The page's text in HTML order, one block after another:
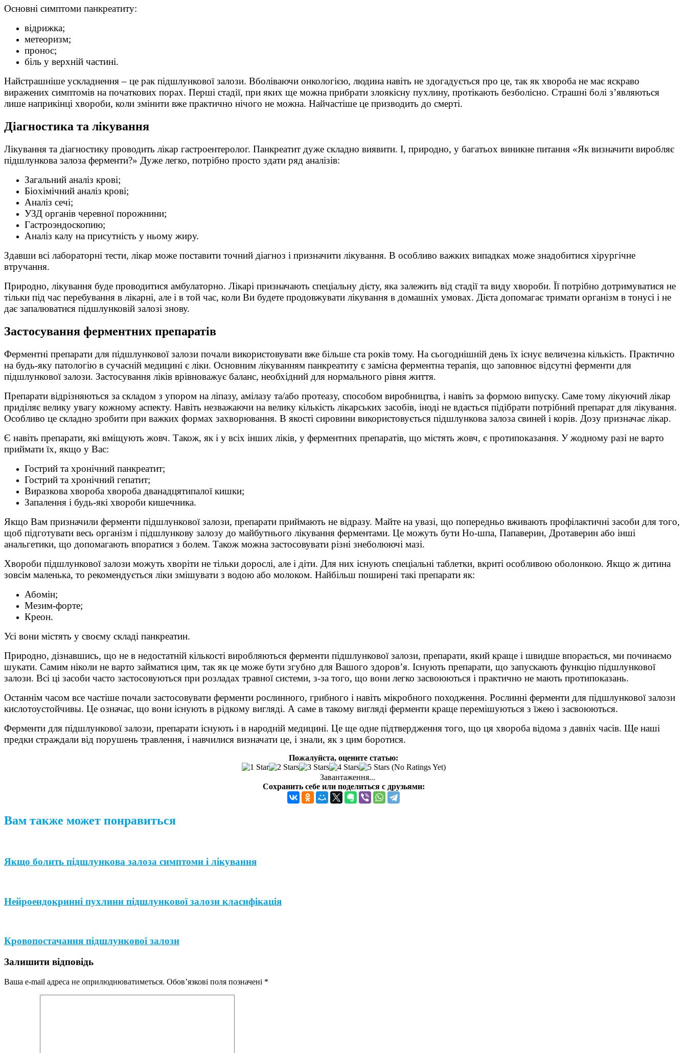
Основні симптоми панкреатиту:
відрижка;
метеоризм;
пронос;
біль у верхній частині.
Найстрашніше ускладнення – це рак підшлункової залози. Вболіваючи онкологією, людина навіть не здогадується про це, так як хвороба не має яскраво
виражених симптомів на початкових порах. Перші стадії, при яких ще можна прибрати злоякісну пухлину, протікають безболісно. Страшні болі з’являються
лише наприкінці хвороби, коли змінити вже практично нічого не можна. Найчастіше це призводить до смерті.
Діагностика та лікування
Лікування та діагностику проводить лікар гастроентеролог. Панкреатит дуже складно виявити. І, природно, у багатьох виникне питання «Як визначити виробляє
підшлункова залоза ферменти?» Дуже легко, потрібно просто здати ряд аналізів:
Загальний аналіз крові;
Біохімічний аналіз крові;
Аналіз сечі;
УЗД органів черевної порожнини;
Гастроэндоскопию;
Аналіз калу на присутність у ньому жиру.
Здавши всі лабораторні тести, лікар може поставити точний діагноз і призначити лікування. В особливо важких випадках може знадобитися хірургічне
втручання.
Природно, лікування буде проводитися амбулаторно. Лікарі призначають спеціальну дієту, яка залежить від стадії та виду хвороби. Її потрібно дотримуватися не
тільки під час перебування в лікарні, але і в той час, коли Ви будете продовжувати лікування в домашніх умовах. Дієта допомагає тримати організм в тонусі і не
дає запалюватися підшлунковій залозі знову.
Застосування ферментних препаратів
Ферментні препарати для підшлункової залози почали використовувати вже більше ста років тому. На сьогоднішній день їх існує величезна кількість. Практично
на будь-яку патологію в сучасній медицині є ліки. Основним лікуванням панкреатиту є замісна ферментна терапія, що заповнює відсутні ферменти для
підшлункової залози. Застосування ліків врівноважує баланс, необхідний для нормального рівня життя.
Препарати відрізняються за складом з упором на ліпазу, амілазу та/або протеазу, способом виробництва, і навіть за формою випуску. Саме тому лікуючий лікар
приділяє велику увагу кожному аспекту. Навіть незважаючи на велику кількість лікарських засобів, іноді не вдається підібрати потрібний препарат для лікування.
Особливо це складно зробити при важких формах захворювання. В якості сировини використовується підшлункова залоза свиней і корів. Дозу призначає лікар.
Є навіть препарати, які вміщують жовч. Також, як і у всіх інших ліків, у ферментних препаратів, що містять жовч, є протипоказання. У жодному разі не варто
приймати їх, якщо у Вас:
Гострий та хронічний панкреатит;
Гострий та хронічний гепатит;
Виразкова хвороба хвороба дванадцятипалої кишки;
Запалення і будь-які хвороби кишечника.
Якщо Вам призначили ферменти підшлункової залози, препарати приймають не відразу. Майте на увазі, що попередньо вживають профілактичні засоби для того,
щоб підготувати весь організм і підшлункову залозу до майбутнього лікування ферментами. Це можуть бути Но-шпа, Папаверин, Дротаверин або інші
анальгетики, що допомагають впоратися з болем. Також можна застосовувати різні знеболюючі мазі.
Хвороби підшлункової залози можуть хворіти не тільки дорослі, але і діти. Для них існують спеціальні таблетки, вкриті особливою оболонкою. Якщо ж дитина
зовсім маленька, то рекомендується ліки змішувати з водою або молоком. Найбільш поширені такі препарати як:
Абомін;
Мезим-форте;
Креон.
Усі вони містять у своєму складі панкреатин.
Природно, дізнавшись, що не в недостатній кількості виробляються ферменти підшлункової залози, препарати, який краще і швидше впорається, ми починаємо
шукати. Самим ніколи не варто займатися цим, так як це може бути згубно для Вашого здоров’я. Існують препарати, що запускають функцію підшлункової
залози. Всі ці засоби часто застосовуються при розладах травної системи, з-за того, що вони легко засвоюються і практично не мають протипоказань.
Останнім часом все частіше почали застосовувати ферменти рослинного, грибного і навіть мікробного походження. Рослинні ферменти для підшлункової залози
кислотоустойчивы. Це означає, що вони існують в рідкому вигляді. А саме в такому вигляді ферменти краще перемішуються з їжею і засвоюються.
Ферменти для підшлункової залози, препарати існують і в народній медицині. Це ще одне підтвердження того, що ця хвороба відома з давніх часів. Ще наші
предки страждали від порушень травлення, і навчилися визначати це, і знали, як з цим боротися.
Пожалуйста, оцените статью:
(No Ratings Yet)
Завантаження...
Сохранить себе или поделиться с друзьями:
Вам также может понравиться
Якщо болить підшлункова залоза симптоми і лікування
Нейроендокринні пухлини підшлункової залози класифікація
Кровопостачання підшлункової залози
Залишити відповідь
Ваша e-mail адреса не оприлюднюватиметься. Обов’язкові поля позначені *